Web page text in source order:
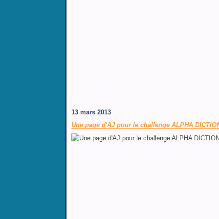
13 mars 2013
Une page d'AJ pour le challenge ALPHA